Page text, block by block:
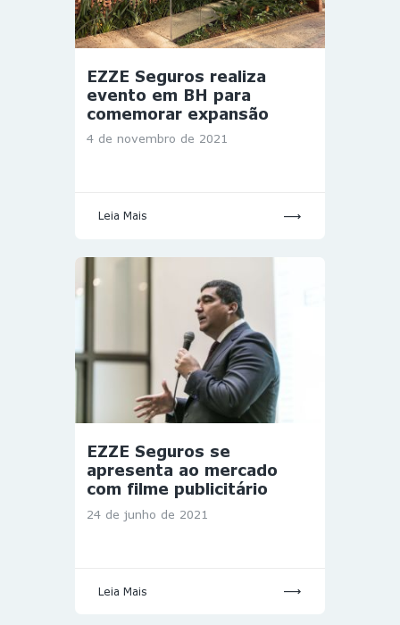
EZZE Seguros realiza
evento em BH para
comemorar expansão
4 de novembro de 2021
Leia Mais
EZZE Seguros se
apresenta ao mercado
com filme publicitário
24 de junho de 2021
Leia Mais